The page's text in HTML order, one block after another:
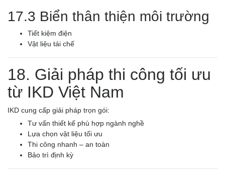
17.3 Biển thân thiện môi trường
Tiết kiệm điện
Vật liệu tái chế
18. Giải pháp thi công tối ưu
từ IKD Việt Nam
IKD cung cấp giải pháp trọn gói:
Tư vấn thiết kế phù hợp ngành nghề
Lựa chọn vật liệu tối ưu
Thi công nhanh – an toàn
Bảo trì định kỳ